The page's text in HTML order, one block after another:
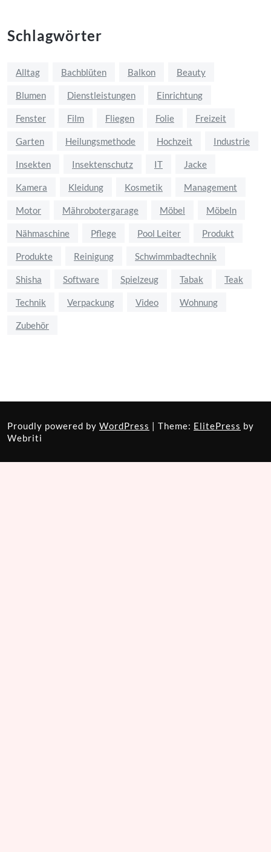
Schlagwörter
Alltag Bachblüten Balkon Beauty
Blumen Dienstleistungen Einrichtung
Fenster Film Fliegen Folie Freizeit
Garten Heilungsmethode Hochzeit Industrie
Insekten Insektenschutz IT Jacke
Kamera Kleidung Kosmetik Management
Motor Mährobotergarage Möbel Möbeln
Nähmaschine Pflege Pool Leiter Produkt
Produkte Reinigung Schwimmbadtechnik
Shisha Software Spielzeug Tabak Teak
Technik Verpackung Video Wohnung
Zubehör
Proudly powered by WordPress | Theme: ElitePress by
Webriti